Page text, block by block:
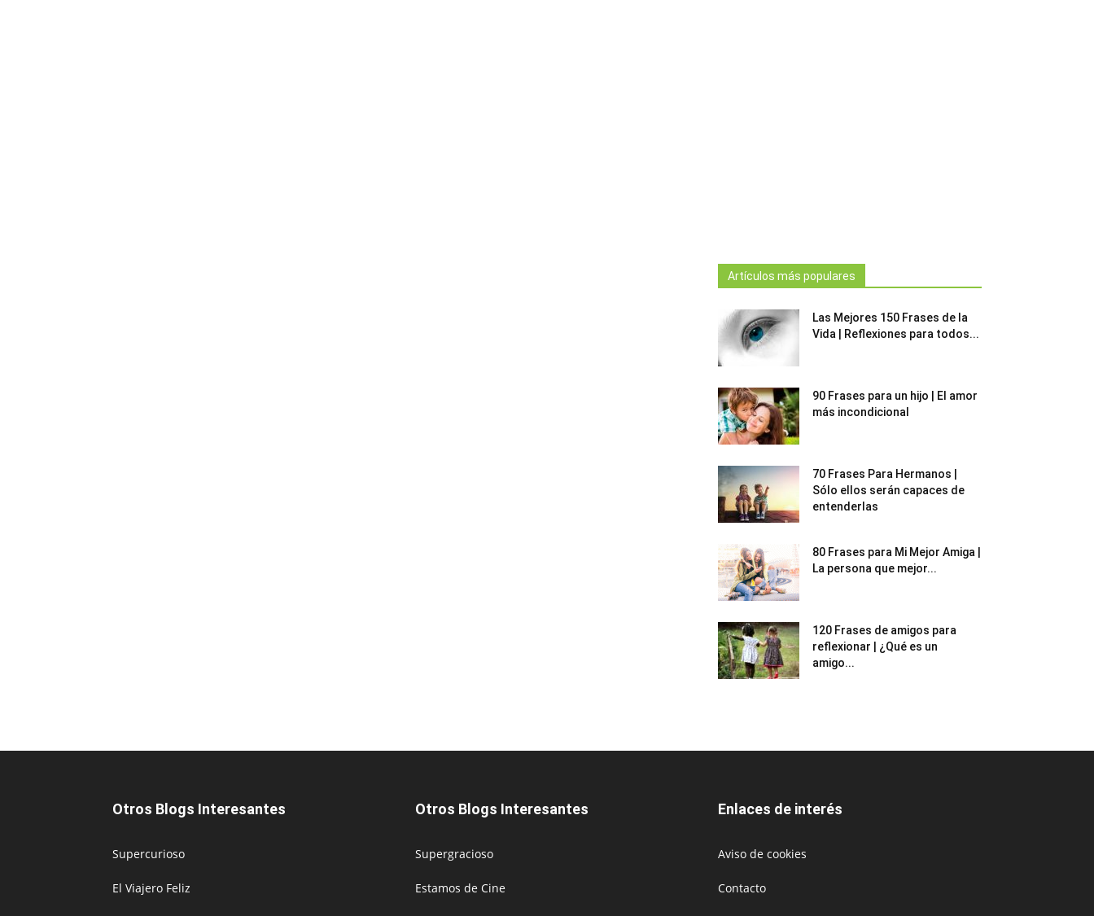
Artículos más populares
Las Mejores 150 Frases de la
Vida | Reflexiones para todos...
90 Frases para un hijo | El amor
más incondicional
70 Frases Para Hermanos |
Sólo ellos serán capaces de
entenderlas
80 Frases para Mi Mejor Amiga |
La persona que mejor...
120 Frases de amigos para
reflexionar | ¿Qué es un
amigo...
Otros Blogs Interesantes
Supercurioso
El Viajero Feliz
Otros Blogs Interesantes
Supergracioso
Estamos de Cine
Enlaces de interés
Aviso de cookies
Contacto